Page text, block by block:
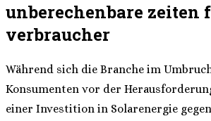
unberechenbare zeiten
verbraucher
Während sich die Branche im
Konsumenten vor der
einer Investition in Solarenergie